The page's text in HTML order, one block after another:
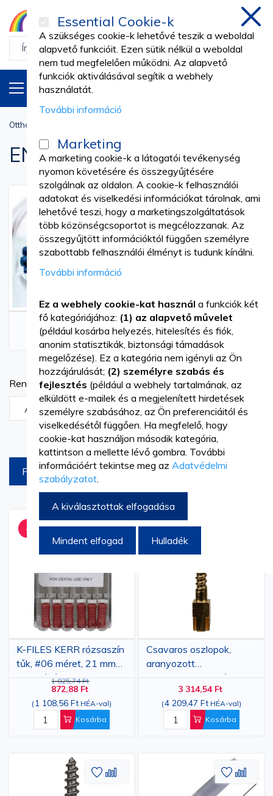
TERMÉKEK
Otthon
ENDODONTIA
Gyökérkezelő Tűk Endodontie Csontok
Rendezési szempont
Növekvõ
irány
beállítása
Termékek az oldalon
FILTREAZA
-15%
K-FILES KERR rózsaszín
tűk, #06 méret, 21 mm
hosszúság, 6 darab
872,88 Ft
1 025,74 Ft
( 1 108,56 Ft HÉA-val)
Kosárba
Hozzáadás
a
kívánságlistához
Hozzáadás
az
összehasonlításhoz
Csavaros oszlopok,
aranyozott
rozsdamentes acél,
többféle méretben, 12
3 314,54 Ft
(4 209,47 Ft HÉA-val)
Kosárba
Hozzáadás
Hozzáadás
az
Essential Cookie-k
A szükséges cookie-k lehetővé teszik a weboldal
alapvető funkcióit. Ezen sütik nélkül a weboldal
nem tud megfelelően működni. Az alapvető
funkciók aktiválásával segítik a webhely
használatát.
További információ
Marketing
A marketing cookie-k a látogatói tevékenység
nyomon követésére és összegyűjtésére
szolgálnak az oldalon. A cookie-k felhasználói
adatokat és viselkedési információkat tárolnak, ami
lehetővé teszi, hogy a marketingszolgáltatások
több közönségcsoportot is megcélozzanak. Az
összegyűjtött információktól függően személyre
szabottabb felhasználói élményt is tudunk kínálni.
További információ
Ez a webhely cookie-kat használ a funkciók két
fő kategóriájához: (1) az alapvető művelet
(például kosárba helyezés, hitelesítés és fiók,
anonim statisztikák, biztonsági támadások
megelőzése). Ez a kategória nem igényli az Ön
hozzájárulását; (2) személyre szabás és
fejlesztés (például a webhely tartalmának, az
elküldött e-mailek és a megjelenített hirdetések
személyre szabásához, az Ön preferenciáitól és
viselkedésétől függően. Ha megfelelő, hogy
cookie-kat használjon második kategória,
kattintson a mellette lévő gombra. További
információért tekintse meg az Adatvédelmi
szabályzatot.
A kiválasztottak elfogadása
Mindent elfogad Hulladék